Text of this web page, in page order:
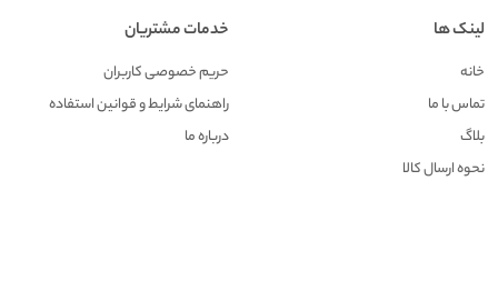
لینک ها
خانه
تماس با ما
بلاگ
نحوه ارسال کالا
خدمات مشتریان
حریم خصوصی کاربران
راهنمای شرایط و قوانین استفاده
درباره ما